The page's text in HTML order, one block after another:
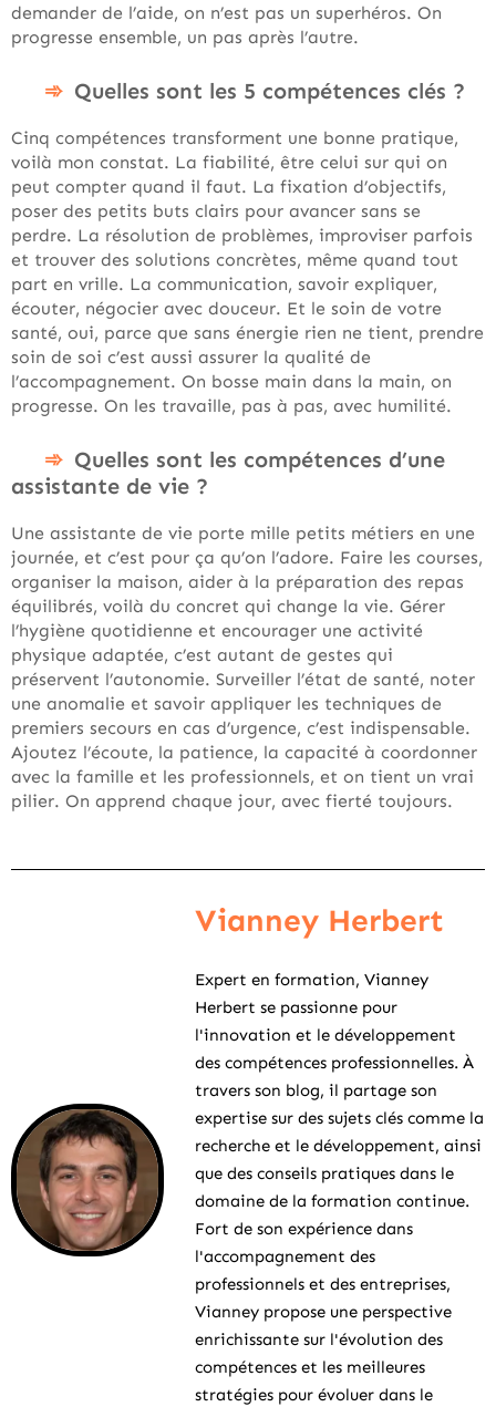
demander de l’aide, on n’est pas un superhéros. On
progresse ensemble, un pas après l’autre.
Quelles sont les 5 compétences clés ?
Cinq compétences transforment une bonne pratique,
voilà mon constat. La fiabilité, être celui sur qui on
peut compter quand il faut. La fixation d’objectifs,
poser des petits buts clairs pour avancer sans se
perdre. La résolution de problèmes, improviser parfois
et trouver des solutions concrètes, même quand tout
part en vrille. La communication, savoir expliquer,
écouter, négocier avec douceur. Et le soin de votre
santé, oui, parce que sans énergie rien ne tient, prendre
soin de soi c’est aussi assurer la qualité de
l’accompagnement. On bosse main dans la main, on
progresse. On les travaille, pas à pas, avec humilité.
Quelles sont les compétences d’une
assistante de vie ?
Une assistante de vie porte mille petits métiers en une
journée, et c’est pour ça qu’on l’adore. Faire les courses,
organiser la maison, aider à la préparation des repas
équilibrés, voilà du concret qui change la vie. Gérer
l’hygiène quotidienne et encourager une activité
physique adaptée, c’est autant de gestes qui
préservent l’autonomie. Surveiller l’état de santé, noter
une anomalie et savoir appliquer les techniques de
premiers secours en cas d’urgence, c’est indispensable.
Ajoutez l’écoute, la patience, la capacité à coordonner
avec la famille et les professionnels, et on tient un vrai
pilier. On apprend chaque jour, avec fierté toujours.
Vianney Herbert
Expert en formation, Vianney
Herbert se passionne pour
l'innovation et le développement
des compétences professionnelles. À
travers son blog, il partage son
expertise sur des sujets clés comme la
recherche et le développement, ainsi
que des conseils pratiques dans le
domaine de la formation continue.
Fort de son expérience dans
l'accompagnement des
professionnels et des entreprises,
Vianney propose une perspective
enrichissante sur l'évolution des
compétences et les meilleures
stratégies pour évoluer dans le